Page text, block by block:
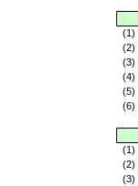
(1)
(2)
(3)
(4)
(5)
(6)
(1)
(2)
(3)